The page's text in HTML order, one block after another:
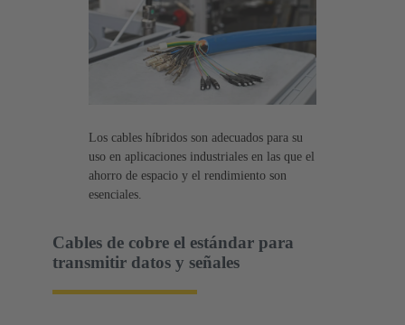
Los cables híbridos son adecuados para su
uso en aplicaciones industriales en las que el
ahorro de espacio y el rendimiento son
esenciales.
Cables de cobre el estándar para
transmitir datos y señales